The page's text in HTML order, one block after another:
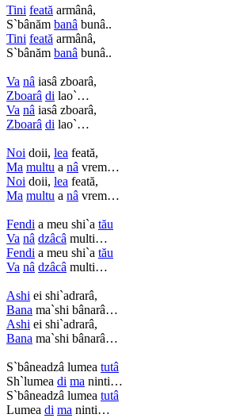
Tini feată armânâ,
S`bânăm banâ bunâ..
Tini feată armânâ,
S`bânăm banâ bunâ..
Va nâ iasâ zboarâ,
Zboarâ di lao`…
Va nâ iasâ zboarâ,
Zboarâ di lao`…
Noi doii, lea feată,
Ma multu a nâ vrem…
Noi doii, lea feată,
Ma multu a nâ vrem…
Fendi a meu shi`a tău
Va nâ dzâcâ multi…
Fendi a meu shi`a tău
Va nâ dzâcâ multi…
Ashi ei shi`adrarâ,
Bana ma`shi bânarâ…
Ashi ei shi`adrarâ,
Bana ma`shi bânarâ…
S`bâneadzâ lumea tutâ
Sh`lumea di ma ninti…
S`bâneadzâ lumea tutâ
Lumea di ma ninti…